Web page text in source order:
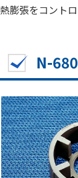
熱膨張をコント
N-